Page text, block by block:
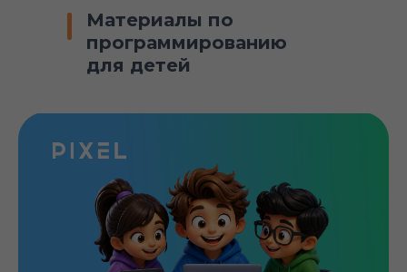
Материалы по
программированию
для детей